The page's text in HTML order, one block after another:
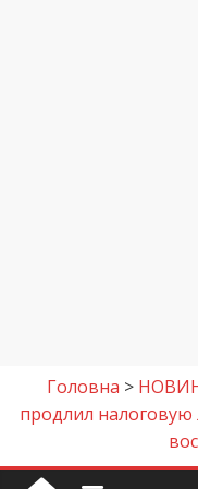
Головна >
продлил налоговую